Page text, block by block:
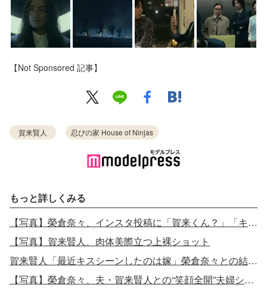
【Not Sponsored 記事】
賀来賢人 忍びの家 House of Ninjas
もっと詳しくみる
【写真】榮倉奈々、インスタ投稿に「賀来くん？」「キュンとした」の声
【写真】賀来賢人、肉体美際立つ上裸ショット
賀来賢人「最近キスシーンしたのは嫁」榮倉奈々との結婚生活を明かす
【写真】榮倉奈々、夫・賀来賢人との“笑顔全開”夫婦ショット